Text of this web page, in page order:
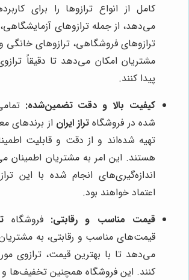
کامل از انواع ترازوها را برای
می‌دهد، از جمله ترازوهای
ترازوهای فروشگاهی، ترازوهای خانگی
مشتریان امکان می‌دهد تا دقیقاً
پیدا کنند.
کیفیت بالا و دقت تضمین‌شده:
شده در فروشگاه تراز ایران از برندهای
تهیه شده‌اند و از دقت و قابلیت
هستند. این امر به مشتریان اطمینان
اندازه‌گیری‌های انجام شده با این
اعتماد خواهند بود.
قیمت مناسب و رقابتی: فروشگاه
قیمت‌های مناسب و رقابتی، به
می‌دهد تا با بهترین قیمت، ترازوی
کنند. این فروشگاه همچنین تخفیف‌ها و